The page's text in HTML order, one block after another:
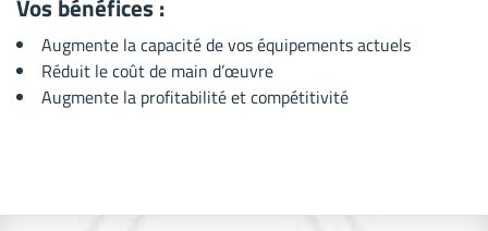
Vos bénéfices :
Augmente la capacité de vos équipements actuels
Réduit le coût de main d’œuvre
Augmente la profitabilité et compétitivité